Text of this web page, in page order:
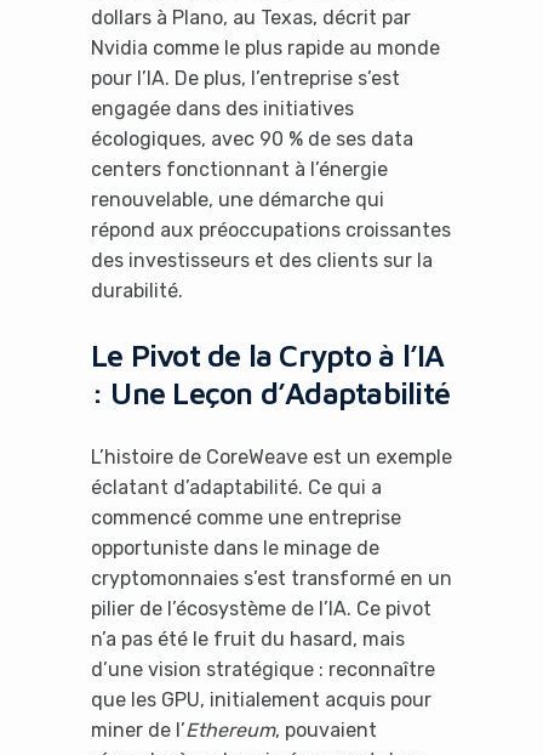
dollars à Plano, au Texas, décrit par
Nvidia comme le plus rapide au monde
pour l’IA. De plus, l’entreprise s’est
engagée dans des initiatives
écologiques, avec 90 % de ses data
centers fonctionnant à l’énergie
renouvelable, une démarche qui
répond aux préoccupations croissantes
des investisseurs et des clients sur la
durabilité.
Le Pivot de la Crypto à l’IA
: Une Leçon d’Adaptabilité
L’histoire de CoreWeave est un exemple
éclatant d’adaptabilité. Ce qui a
commencé comme une entreprise
opportuniste dans le minage de
cryptomonnaies s’est transformé en un
pilier de l’écosystème de l’IA. Ce pivot
n’a pas été le fruit du hasard, mais
d’une vision stratégique : reconnaître
que les GPU, initialement acquis pour
miner de l’Ethereum, pouvaient